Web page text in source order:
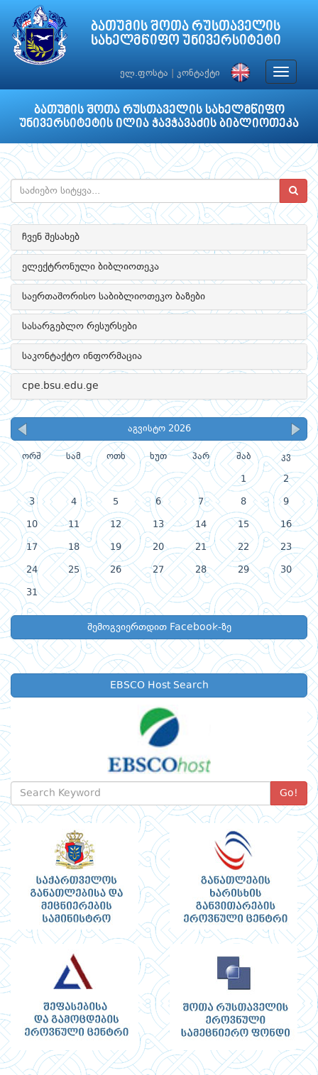
ბათუმის შოთა რუსთაველის
სახელმწიფო უნივერსიტეტი
ელ.ფოსტა კონტაქტი
Toggle
ბათუმის შოთა რუსთაველის სახელმწიფო
უნივერსიტეტის ილია ჭავჭავაძის ბიბლიოთეკა
ჩვენ შესახებ
ელექტრონული ბიბლიოთეკა
საერთაშორისო საბიბლიოთეკო ბაზები
სასარგებლო რესურსები
საკონტაქტო ინფორმაცია
cpe.bsu.edu.ge
აგვისტო 2026
ორშ სამ ოთხ ხუთ პარ შაბ კვ
1 2
3 4 5 6 7 8 9
10 11 12 13 14 15 16
17 18 19 20 21 22 23
24 25 26 27 28 29 30
31
შემოგვიერთდით Facebook-ზე
EBSCO Host Search
Go!